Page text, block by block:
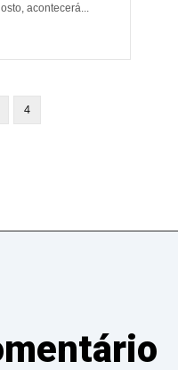
acontecerá...
4